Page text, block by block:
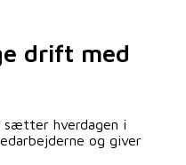
drift med
hverdagen i
og giver